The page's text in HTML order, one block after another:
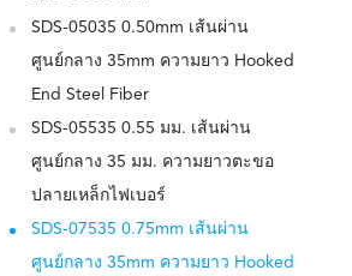
SDS-05035 0.50mm เส้นผ่าน
ศูนย์กลาง 35mm ความยาว Hooked
End Steel Fiber
SDS-05535 0.55 มม. เส้นผ่าน
ศูนย์กลาง 35 มม. ความยาวตะขอ
ปลายเหล็กไฟเบอร์
SDS-07535 0.75mm เส้นผ่าน
ศูนย์กลาง 35mm ความยาว Hooked